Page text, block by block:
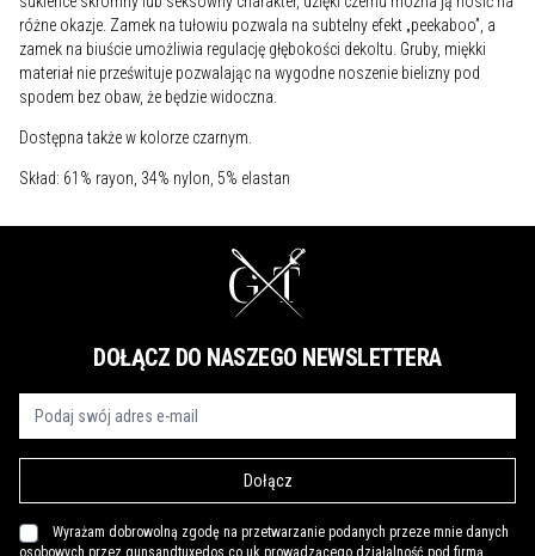
różne okazje. Zamek na tułowiu pozwala na subtelny efekt „peekaboo”, a
zamek na biuście umożliwia regulację głębokości dekoltu. Gruby, miękki
materiał nie prześwituje pozwalając na wygodne noszenie bielizny pod
spodem bez obaw, że będzie widoczna.
Dostępna także w kolorze czarnym.
Skład: 61% rayon, 34% nylon, 5% elastan
DOŁĄCZ DO NASZEGO NEWSLETTERA
Dołącz
Wyrażam dobrowolną zgodę na przetwarzanie podanych przeze mnie danych